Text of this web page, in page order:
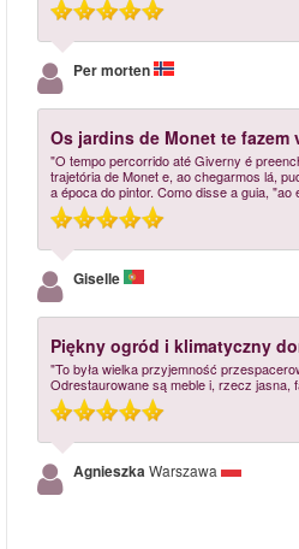
Per morten
Os jardins de Monet te fazem
"O tempo percorrido até Giverny é
trajetória de Monet e, ao chegarmos lá,
a época do pintor. Como disse a guia,
Giselle
Piękny ogród i klimatyczny
"To była wielka przyjemność
Odrestaurowane są meble i, rzecz jasna,
AgnieszkaWarszawa